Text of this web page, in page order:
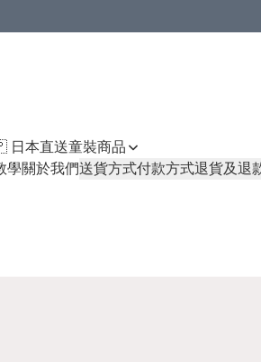
本直送童裝商品
學關於我們送貨方式付款方式退貨及退